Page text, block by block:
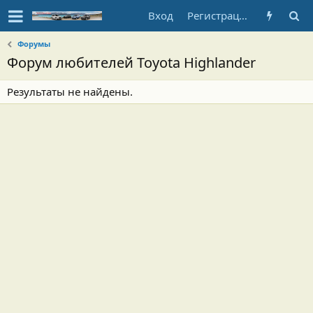
Вход Регистрация
Форумы
Форум любителей Toyota Highlander
Результаты не найдены.